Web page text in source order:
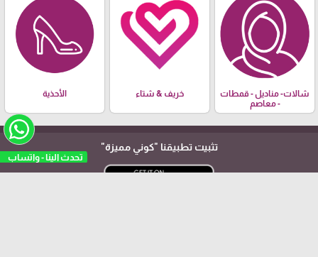
تحدث الينا -
شالات- مناديل - قمطات
- معاصم
خريف & شتاء الأحذية
تثبيت تطبيقنا "كوني مميزة"